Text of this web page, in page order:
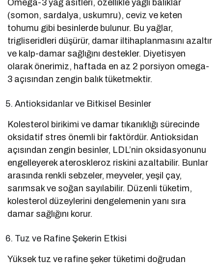
Omega-3 yağ asitleri, özellikle yağlı balıklar
(somon, sardalya, uskumru), ceviz ve keten
tohumu gibi besinlerde bulunur. Bu yağlar,
trigliseridleri düşürür, damar iltihaplanmasını azaltır
ve kalp-damar sağlığını destekler. Diyetisyen
olarak önerimiz, haftada en az 2 porsiyon omega-
3 açısından zengin balık tüketmektir.
Antioksidanlar ve Bitkisel Besinler
Kolesterol birikimi ve damar tıkanıklığı sürecinde
oksidatif stres önemli bir faktördür. Antioksidan
açısından zengin besinler, LDL’nin oksidasyonunu
engelleyerek ateroskleroz riskini azaltabilir. Bunlar
arasında renkli sebzeler, meyveler, yeşil çay,
sarımsak ve soğan sayılabilir. Düzenli tüketim,
kolesterol düzeylerini dengelemenin yanı sıra
damar sağlığını korur.
Tuz ve Rafine Şekerin Etkisi
Yüksek tuz ve rafine şeker tüketimi doğrudan